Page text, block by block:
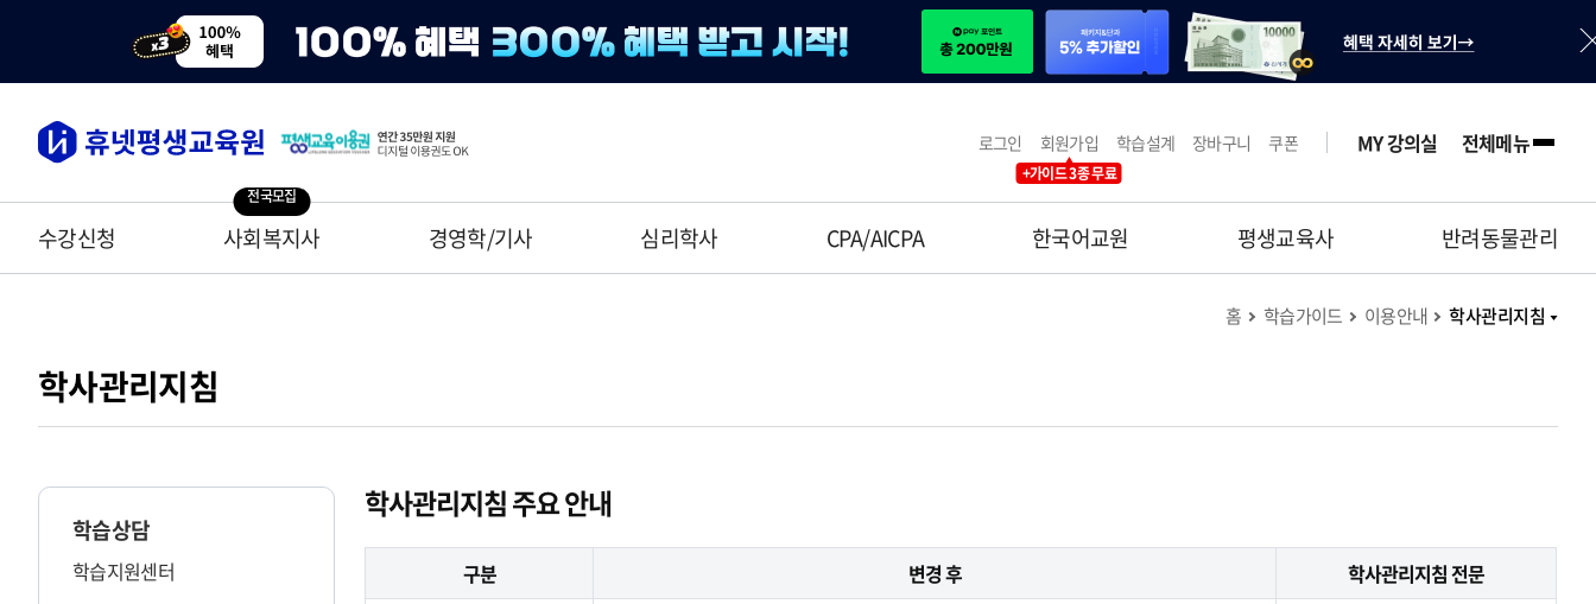
로그인 회원가입
+가이드 3종 무료
학습설계 장바구니 쿠폰 MY 강의실 전체메뉴
수강신청
전국모집
사회복지사 경영학/기사 심리학사 CPA/AICPA 한국어교원 평생교육사 반려동물관리
홈 학습가이드 이용안내 학사관리지침
학사관리지침
학습상담
학습지원센터
학사관리지침 주요 안내
구분 변경 후 학사관리지침 전문